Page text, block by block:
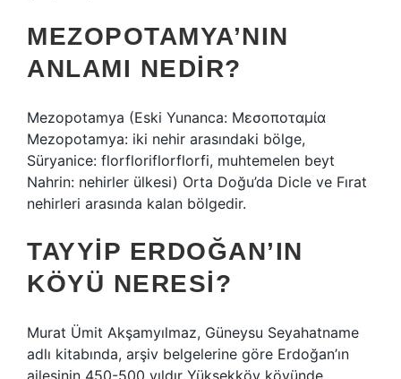
MEZOPOTAMYA’NIN
ANLAMI NEDIR?
Mezopotamya (Eski Yunanca: Μεσοποταμία
Mezopotamya: iki nehir arasındaki bölge,
Süryanice: florfloriflorflorfi, muhtemelen beyt
Nahrin: nehirler ülkesi) Orta Doğu’da Dicle ve Fırat
nehirleri arasında kalan bölgedir.
TAYYIP ERDOĞAN’IN
KÖYÜ NERESI?
Murat Ümit Akşamyılmaz, Güneysu Seyahatname
adlı kitabında, arşiv belgelerine göre Erdoğan’ın
ailesinin 450-500 yıldır Yüksekköy köyünde